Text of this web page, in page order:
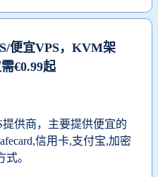
便宜VPS，KVM架
€0.99起
提供商，主要提供便宜的
信用卡,支付宝,加密
。